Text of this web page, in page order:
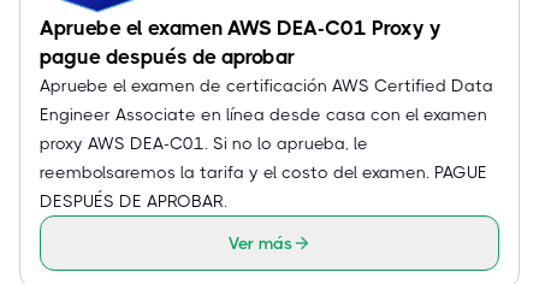
Apruebe el examen AWS DEA-C01 Proxy y
pague después de aprobar
Apruebe el examen de certificación AWS Certified Data
Engineer Associate en línea desde casa con el examen
proxy AWS DEA-C01. Si no lo aprueba, le
reembolsaremos la tarifa y el costo del examen. PAGUE
DESPUÉS DE APROBAR.
Ver más